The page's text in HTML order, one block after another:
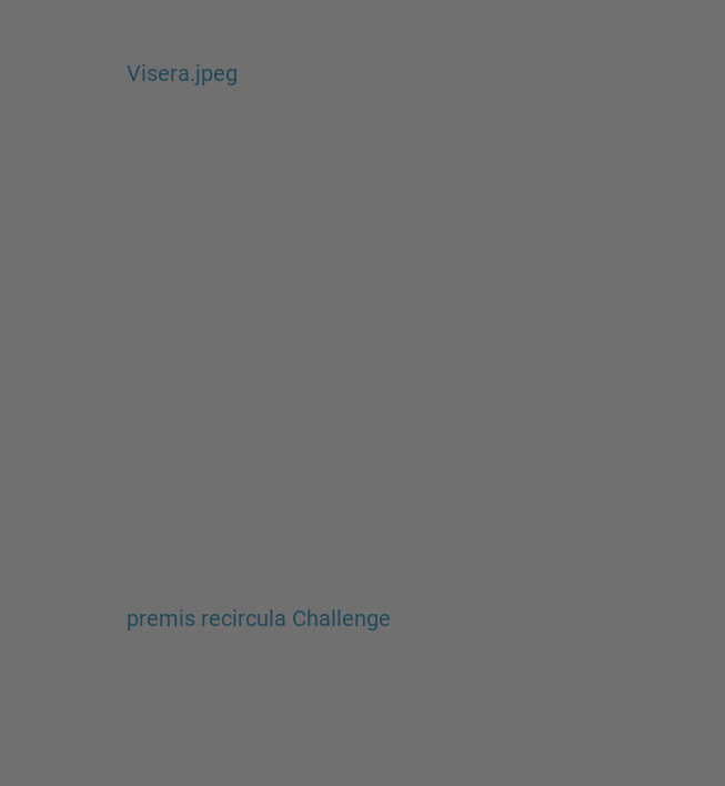
Visera.jpeg
premis recircula Challenge